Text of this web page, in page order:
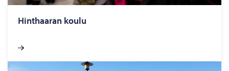
Hint­haa­ran koulu